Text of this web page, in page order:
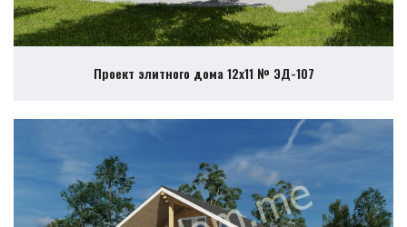
Проект элитного дома 12х11 № ЭД-107